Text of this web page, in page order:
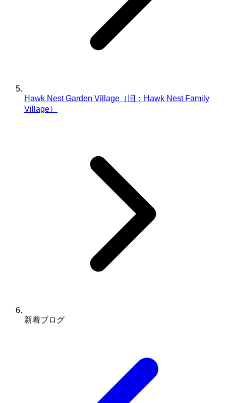
Hawk Nest Garden Village（旧：Hawk Nest Family
Village）
新着ブログ